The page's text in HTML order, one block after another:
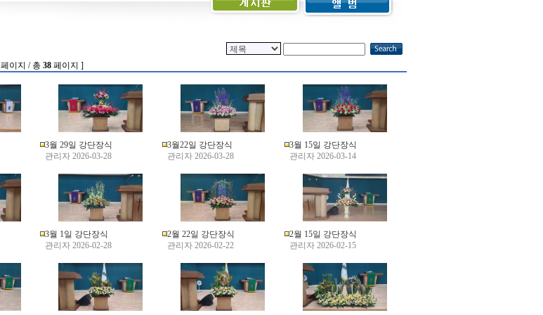
페이지 / 총 38 페이지 ]
3월 29일 강단장식
관리자 2026-03-28
3월22일 강단장식
관리자 2026-03-28
3월 15일 강단장식
관리자 2026-03-14
3월 1일 강단장식
관리자 2026-02-28
2월 22일 강단장식
관리자 2026-02-22
2월 15일 강단장식
관리자 2026-02-15